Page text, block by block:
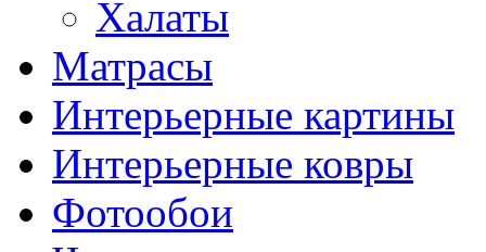
Халаты
Матрасы
Интерьерные картины
Интерьерные ковры
Фотообои